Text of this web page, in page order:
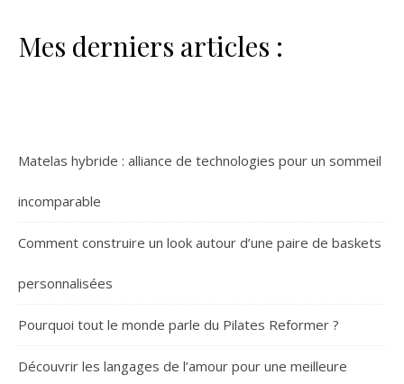
Mes derniers articles :
Matelas hybride : alliance de technologies pour un sommeil
incomparable
Comment construire un look autour d’une paire de baskets
personnalisées
Pourquoi tout le monde parle du Pilates Reformer ?
Découvrir les langages de l’amour pour une meilleure